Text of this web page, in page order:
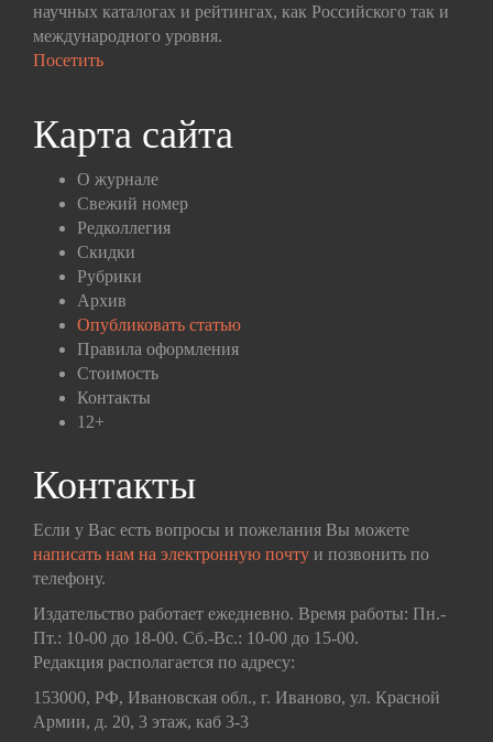
научных каталогах и рейтингах, как Российского так и
международного уровня.
Посетить
Карта сайта
О журнале
Свежий номер
Редколлегия
Скидки
Рубрики
Архив
Опубликовать статью
Правила оформления
Стоимость
Контакты
12+
Контакты
Если у Вас есть вопросы и пожелания Вы можете
написать нам на электронную почту и позвонить по
телефону.
Издательство работает ежедневно. Время работы: Пн.-
Пт.: 10-00 до 18-00. Сб.-Вс.: 10-00 до 15-00.
Редакция располагается по адресу:
153000, РФ, Ивановская обл., г. Иваново, ул. Красной
Армии, д. 20, 3 этаж, каб 3-3